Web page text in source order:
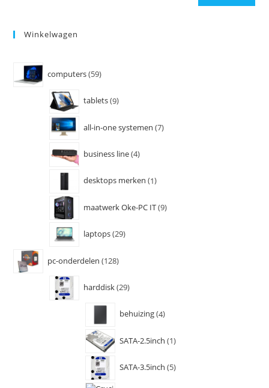
Winkelwagen
computers 59
tablets 9
all-in-one systemen 7
business line 4
desktops merken 1
maatwerk Oke-PC IT 9
laptops 29
pc-onderdelen 128
harddisk 29
behuizing 4
SATA-2.5inch 1
SATA-3.5inch 5